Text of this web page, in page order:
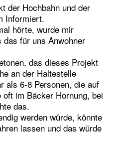
der Hochbahn und der
Informiert.
hörte, wurde mir
für uns Anwohner
das dieses Projekt
an der Haltestelle
als 6-8 Personen, die auf
im Bäcker Hornung, bei
das.
werden würde, könnte
lassen und das würde